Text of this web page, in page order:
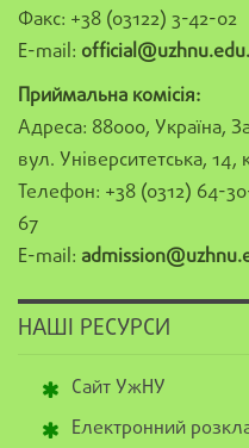
Факс: +38 (03122) 3-42-02
E-mail:
Приймальна комісія:
Адреса: 88000, Україна,
вул. Університетська, 14,
Телефон: +38 (0312) 64-
67
E-mail:
НАШІ РЕСУРСИ
Сайт УжНУ
Електронний